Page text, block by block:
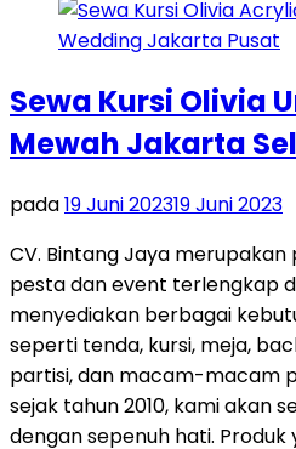
Sewa Kursi Olivia
Mewah Jakarta
pada19 Juni 202319 Juni 2023
CV. Bintang Jaya
pesta dan event terlengkap
menyediakan berbagai
seperti tenda, kursi, meja,
partisi, dan macam-macam
sejak tahun 2010, kami akan
dengan sepenuh hati.